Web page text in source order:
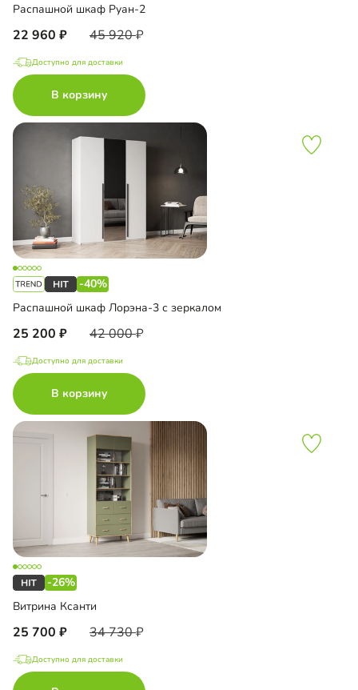
Распашной шкаф Руан-2
22 960 45 920
Доступно для доставки
В корзину
-40%
Распашной шкаф Лорэна-3 с зеркалом
25 200 42 000
Доступно для доставки
В корзину
-26%
Витрина Ксанти
25 700 34 730
Доступно для доставки